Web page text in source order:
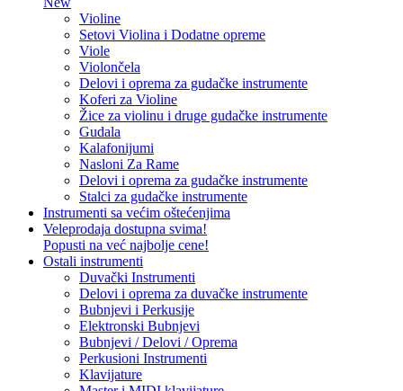
Violine
Setovi Violina i Dodatne opreme
Viole
Violončela
Delovi i oprema za gudačke instrumente
Koferi za Violine
Žice za violinu i druge gudačke instrumente
Gudala
Kalafonijumi
Nasloni Za Rame
Delovi i oprema za gudačke instrumente
Stalci za gudačke instrumente
Instrumenti sa većim oštećenjima
Veleprodaja dostupna svima!
Popusti na već najbolje cene!
Ostali instrumenti
Duvački Instrumenti
Delovi i oprema za duvačke instrumente
Bubnjevi i Perkusije
Elektronski Bubnjevi
Bubnjevi / Delovi / Oprema
Perkusioni Instrumenti
Klavijature